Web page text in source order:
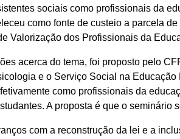
sociais como profissionais da
como fonte de custeio a parcela
Valorização dos Profissionais da
acerca do tema, foi proposto pelo
e o Serviço Social na
como profissionais da
A proposta é que o seminário
com a reconstrução da lei e a